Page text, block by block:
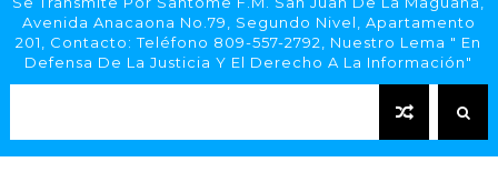
Avenida Anacaona No.79, Segundo Nivel, Apartamento
201, Contacto: Teléfono 809-557-2792, Nuestro Lema " En
Defensa De La Justicia Y El Derecho A La Información"